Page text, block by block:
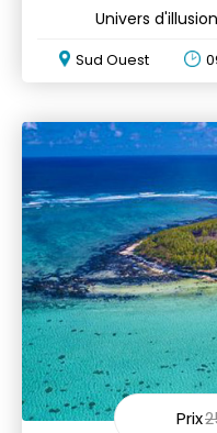
Univers
Sud Ouest
Prix